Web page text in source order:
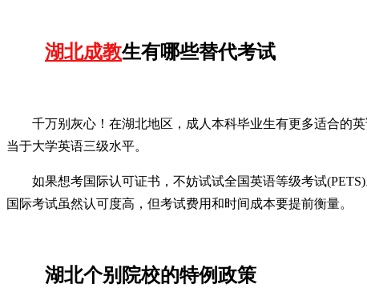
湖北成教生有哪些替代考试
千万别灰心！在湖北地区，成人本科毕业生有更多适合的
当于大学英语三级水平。
如果想考国际认可证书，不妨试试全国英语等级考试
国际考试虽然认可度高，但考试费用和时间成本要提前衡量。
湖北个别院校的特例政策